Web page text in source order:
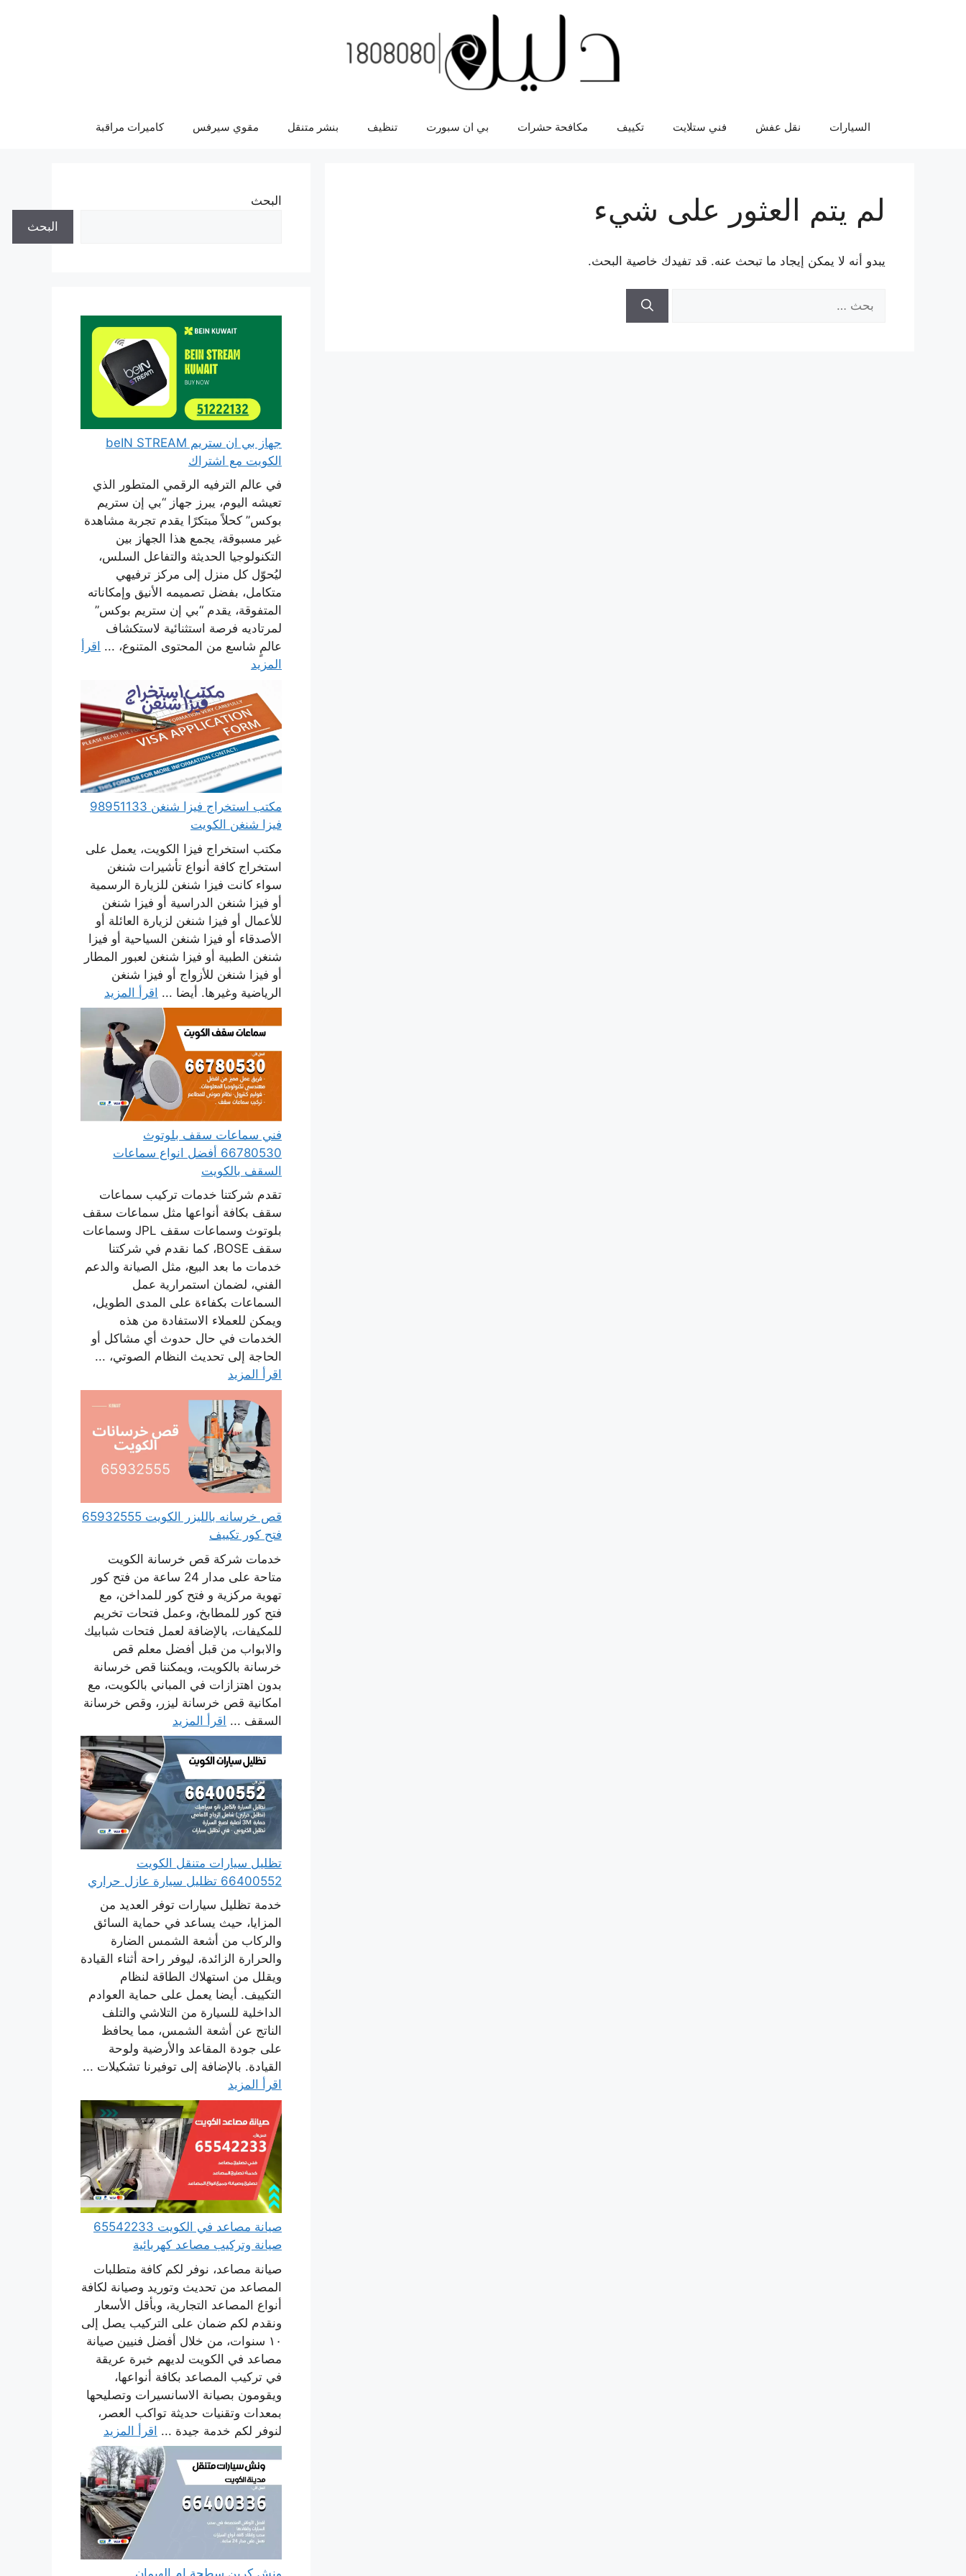
السيارات نقل عفش فني ستلايت تكييف مكافحة حشرات بي ان سبورت تنظيف بنشر متنقل مقوي سيرفس كاميرات مراقبة
لم يتم العثور على شيء
يبدو أنه لا يمكن إيجاد ما تبحث عنه. قد تفيدك خاصية البحث.
عن:
البحث
البحث
جهاز بي ان ستريم beIN STREAM
الكويت مع اشتراك
في عالم الترفيه الرقمي المتطور الذي
تعيشه اليوم، يبرز جهاز “بي إن ستريم
بوكس” كحلاً مبتكرًا يقدم تجربة مشاهدة
غير مسبوقة، يجمع هذا الجهاز بين
التكنولوجيا الحديثة والتفاعل السلس،
ليُحوّل كل منزل إلى مركز ترفيهي
متكامل، بفضل تصميمه الأنيق وإمكاناته
المتفوقة، يقدم “بي إن ستريم بوكس”
لمرتاديه فرصة استثنائية لاستكشاف
عالمٍ شاسع من المحتوى المتنوع، ... اقرأ
المزيد
مكتب استخراج فيزا شنغن 98951133
فيزا شنغن الكويت
مكتب استخراج فيزا الكويت، يعمل على
استخراج كافة أنواع تأشيرات شنغن
سواء كانت فيزا شنغن للزيارة الرسمية
أو فيزا شنغن الدراسية أو فيزا شنغن
للأعمال أو فيزا شنغن لزيارة العائلة أو
الأصدقاء أو فيزا شنغن السياحية أو فيزا
شنغن الطبية أو فيزا شنغن لعبور المطار
أو فيزا شنغن للأزواج أو فيزا شنغن
الرياضية وغيرها. أيضا ... اقرأ المزيد
فني سماعات سقف بلوتوث
66780530 أفضل انواع سماعات
السقف بالكويت
تقدم شركتنا خدمات تركيب سماعات
سقف بكافة أنواعها مثل سماعات سقف
بلوتوث وسماعات سقف JPL وسماعات
سقف BOSE، كما نقدم في شركتنا
خدمات ما بعد البيع، مثل الصيانة والدعم
الفني، لضمان استمرارية عمل
السماعات بكفاءة على المدى الطويل،
ويمكن للعملاء الاستفادة من هذه
الخدمات في حال حدوث أي مشاكل أو
الحاجة إلى تحديث النظام الصوتي، ...
اقرأ المزيد
قص خرسانه بالليزر الكويت 65932555
فتح كور تكييف
خدمات شركة قص خرسانة الكويت
متاحة على مدار 24 ساعة من فتح كور
تهوية مركزية و فتح كور للمداخن، مع
فتح كور للمطابخ، وعمل فتحات تخريم
للمكيفات، بالإضافة لعمل فتحات شبابيك
والابواب من قبل أفضل معلم قص
خرسانة بالكويت، ويمكننا قص خرسانة
بدون اهتزازات في المباني بالكويت، مع
امكانية قص خرسانة ليزر، وقص خرسانة
السقف ... اقرأ المزيد
تظليل سيارات متنقل الكويت
66400552 تظليل سيارة عازل حراري
خدمة تظليل سيارات توفر العديد من
المزايا، حيث يساعد في حماية السائق
والركاب من أشعة الشمس الضارة
والحرارة الزائدة، ليوفر راحة أثناء القيادة
ويقلل من استهلاك الطاقة لنظام
التكييف. أيضا يعمل على حماية العوادم
الداخلية للسيارة من التلاشي والتلف
الناتج عن أشعة الشمس، مما يحافظ
على جودة المقاعد والأرضية ولوحة
القيادة. بالإضافة إلى توفيرنا تشكيلات ...
اقرأ المزيد
صيانة مصاعد في الكويت 65542233
صيانة وتركيب مصاعد كهربائية
صيانة مصاعد، نوفر لكم كافة متطلبات
المصاعد من تحديث وتوريد وصيانة لكافة
أنواع المصاعد التجارية، وبأقل الأسعار
ونقدم لكم ضمان على التركيب يصل إلى
١٠ سنوات، من خلال أفضل فنيين صيانة
مصاعد في الكويت لديهم خبرة عريقة
في تركيب المصاعد بكافة أنواعها،
ويقومون بصيانة الاسانسيرات وتصليحها
بمعدات وتقنيات حديثة تواكب العصر،
لنوفر لكم خدمة جيدة ... اقرأ المزيد
ونش كرين سطحة ام الهيمان